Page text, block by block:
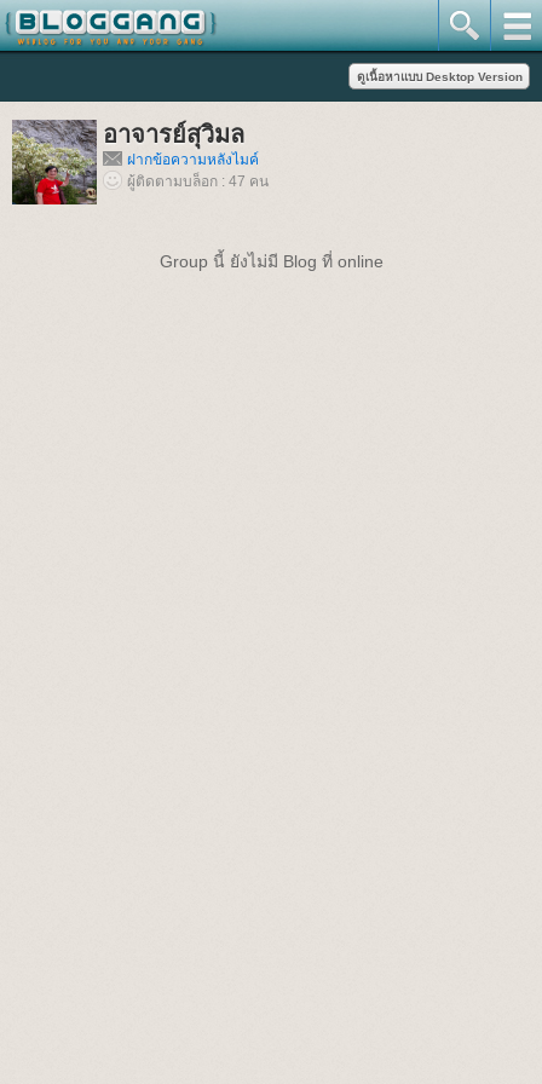
อาจารย์สุวิมล
ฝากข้อความหลังไมค์
ผู้ติดตามบล็อก : 47 คน
Group นี้ ยังไม่มี Blog ที่ online